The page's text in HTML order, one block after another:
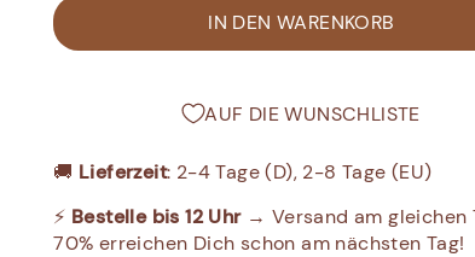
IN DEN WARENKORB
AUF DIE WUNSCHLISTE
🚚 Lieferzeit: 2-4 Tage (D), 2-8 Tage (EU)
⚡ Bestelle bis 12 Uhr→ Versand am gleichen
70% erreichen Dich schon am nächsten Tag!